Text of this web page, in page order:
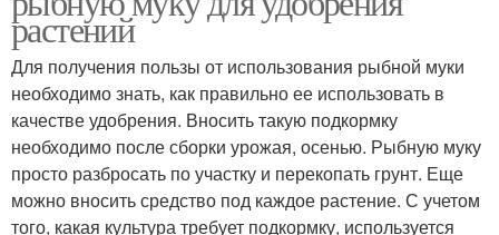
растений
Для получения пользы от использования рыбной муки
необходимо знать, как правильно ее использовать в
качестве удобрения. Вносить такую подкормку
необходимо после сборки урожая, осенью. Рыбную муку
просто разбросать по участку и перекопать грунт. Еще
можно вносить средство под каждое растение. С учетом
того, какая культура требует подкормку, используется